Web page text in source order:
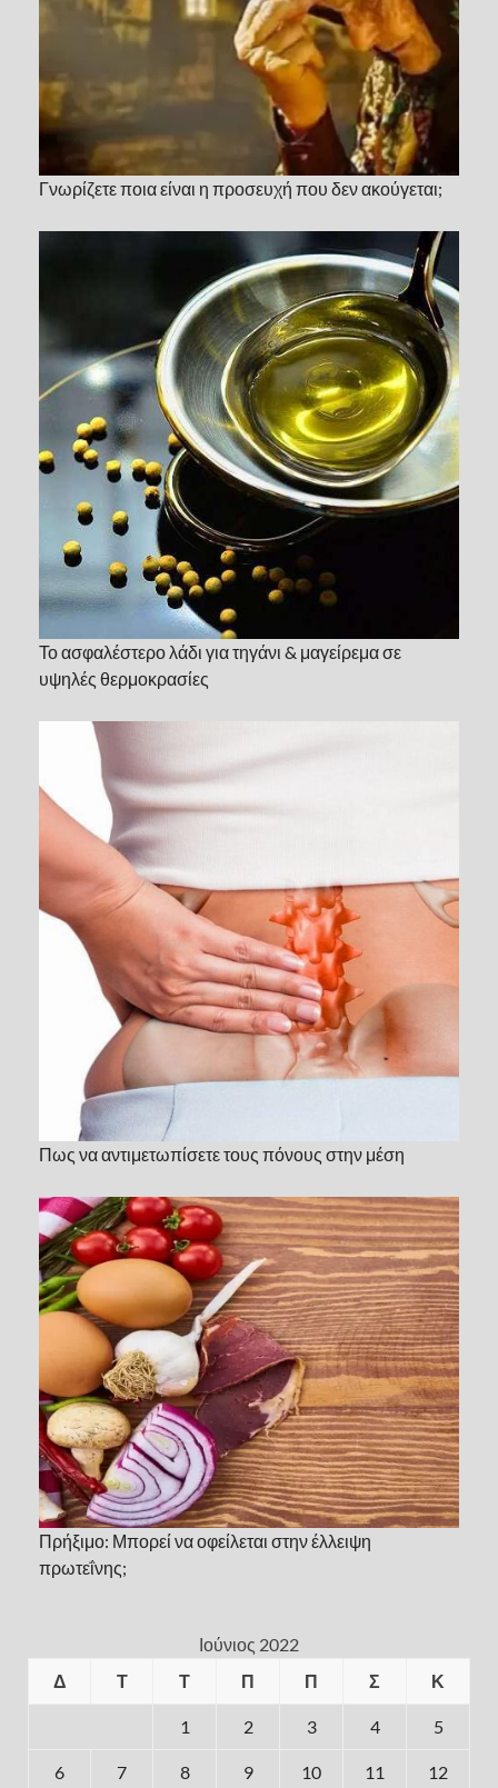
Γνωρίζετε ποια είναι η προσευχή που δεν ακούγεται;
Το ασφαλέστερο λάδι για τηγάνι & μαγείρεμα σε
υψηλές θερμοκρασίες
Πως να αντιμετωπίσετε τους πόνους στην μέση
Πρήξιμο: Μπορεί να οφείλεται στην έλλειψη
πρωτεΐνης;
Ιούνιος 2022
Δ
Τ Τ Π Π Σ Κ
1 2 3 4 5
6 7 8 9 10 11 12